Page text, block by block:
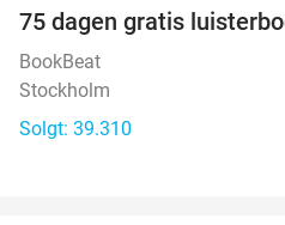
75 dagen gratis
BookBeat
Stockholm
Solgt: 39.310